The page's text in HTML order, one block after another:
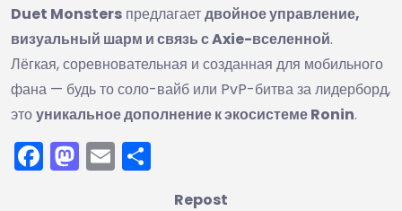
Duet Monsters предлагаетдвойное управление,
визуальный шарм и связь с Axie-вселенной.
Лёгкая, соревновательная и созданная для мобильного
фана — будь то соло-вайб или PvP-битва за лидерборд,
этоуникальное дополнение к экосистеме Ronin.
Facebook
Mastodon
Email
Repost